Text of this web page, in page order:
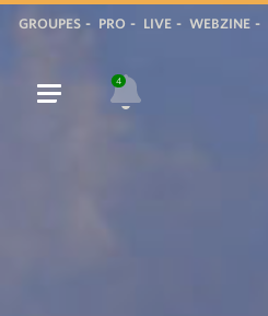
GROUPES PRO LIVE WEBZINE
4